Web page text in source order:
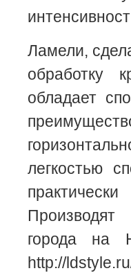
Ламели,
обработку
обладает
легкостью
города на
http://